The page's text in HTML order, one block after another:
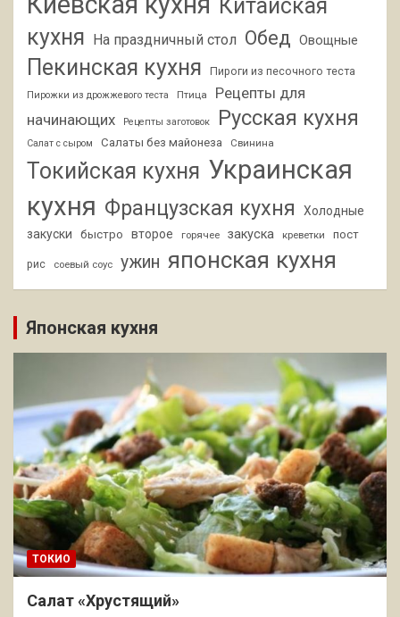
Китайская
кухня На праздничный стол Обед Овощные
Пекинская кухня Пироги из песочного теста
Пирожки из дрожжевого теста Птица
Рецепты для
начинающих
Рецепты заготовок Русская кухня
Салат с сыром Салаты без майонеза Свинина
Токийская кухня Украинская
кухня Французская кухня
Холодные
закуски
быстро второе горячее закуска креветки пост
рис соевый соус ужин японская кухня
Японская кухня
ТОКИО
Салат «Хрустящий»